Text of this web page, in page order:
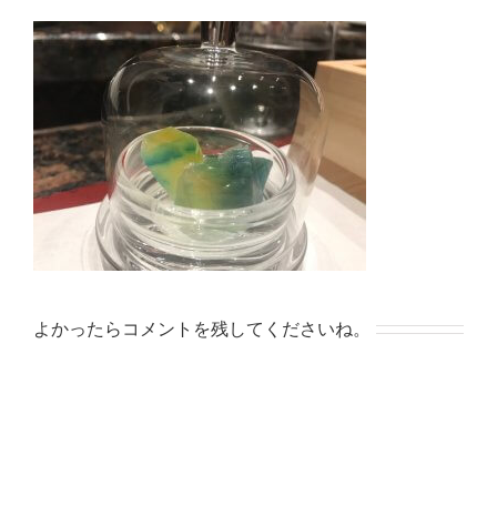
よかったらコメントを残してくださいね。